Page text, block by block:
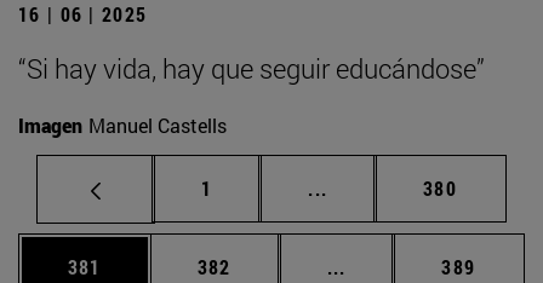
16 | 06 | 2025
“Si hay vida, hay que seguir educándose”
Imagen Manuel Castells
Página
1 ... Páginas intermedias
Página
380
Página
381 Página
382 ... Páginas intermedias
Página
389